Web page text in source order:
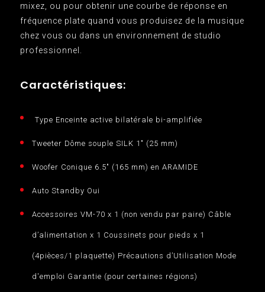
mixez, ou pour obtenir une courbe de réponse en
fréquence plate quand vous produisez de la musique
chez vous ou dans un environnement de studio
professionnel.
Caractéristiques:
Type Enceinte active bilatérale bi-amplifiée
Tweeter Dôme souple SILK 1" (25 mm)
Woofer Conique 6.5" (165 mm) en ARAMIDE
Auto Standby Oui
Accessoires VM-70 x 1 (non vendu par paire) Câble
d’alimentation x 1 Coussinets pour pieds x 1
(4pièces/1 plaquette) Précautions d’Utilisation Mode
d'emploi Garantie (pour certaines régions)